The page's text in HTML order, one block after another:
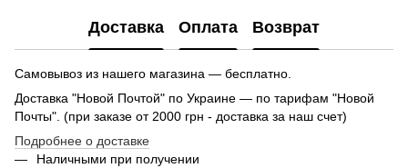
Доставка Оплата Возврат
Самовывоз из нашего магазина — бесплатно.
Доставка "Новой Почтой" по Украине — по тарифам "Новой
Почты". (при заказе от 2000 грн - доставка за наш счет)
Подробнее о доставке
Наличными при получении